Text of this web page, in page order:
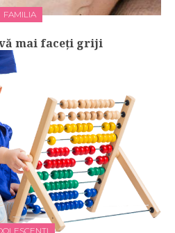
FAMILIA
vă mai faceți griji